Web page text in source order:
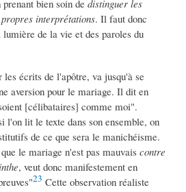
bien soin de distinguer les
interprétations. Il faut donc
de la vie et des paroles du
les écrits de l'apôtre, va jusqu'à se
aversion pour le mariage. Il dit en
[célibataires] comme moi".
l'on lit le texte dans son ensemble, on
de ce que sera le manichéisme.
le mariage n'est pas mauvais contre
, veut donc manifestement en
23 Cette observation réaliste